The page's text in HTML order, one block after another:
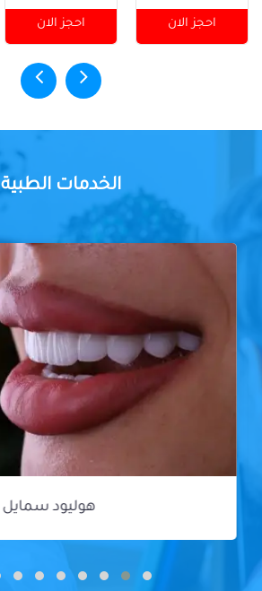
احجز الان احجز الان
الخدمات الطبية
هوليود سمايل